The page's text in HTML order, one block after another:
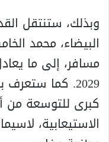
وبذلك، ستنتقل
2029. كما
كبرى للتوسعة من
الاستيعابية،